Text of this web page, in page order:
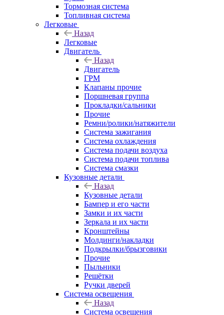
Тормозная система
Топливная система
Легковые
Назад
Легковые
Двигатель
Назад
Двигатель
ГРМ
Клапаны прочие
Поршневая группа
Прокладки/сальники
Прочие
Ремни/ролики/натяжители
Система зажигания
Система охлаждения
Система подачи воздуха
Система подачи топлива
Система смазки
Кузовные детали
Назад
Кузовные детали
Бампер и его части
Замки и их части
Зеркала и их части
Кронштейны
Молдинги/накладки
Подкрылки/брызговики
Прочие
Пыльники
Решётки
Ручки дверей
Система освещения
Назад
Система освещения